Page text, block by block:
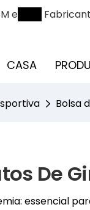
e
CASA
Bolsa
De
essencial